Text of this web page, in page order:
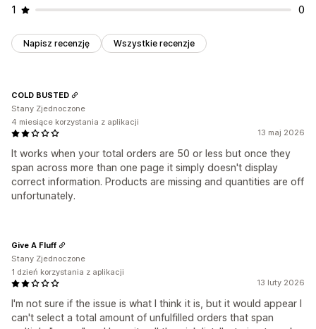
1
0
Napisz recenzję Wszystkie recenzje
13 maj 2026
It works when your total orders are 50 or less but once they
span across more than one page it simply doesn't display
correct information. Products are missing and quantities are off
unfortunately.
COLD BUSTED
Stany Zjednoczone
4 miesiące korzystania z aplikacji
13 luty 2026
I'm not sure if the issue is what I think it is, but it would appear I
can't select a total amount of unfulfilled orders that span
Give A Fluff
Stany Zjednoczone
1 dzień korzystania z aplikacji